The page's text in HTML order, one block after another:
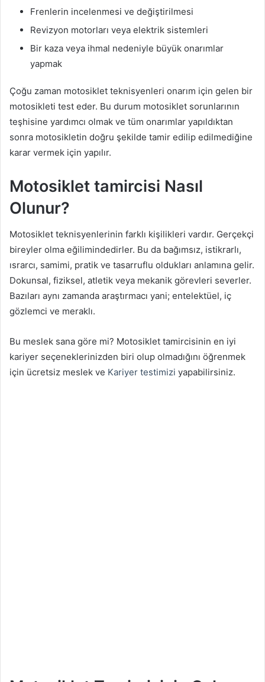
Frenlerin incelenmesi ve değiştirilmesi
Revizyon motorları veya elektrik sistemleri
Bir kaza veya ihmal nedeniyle büyük onarımlar
yapmak
Çoğu zaman motosiklet teknisyenleri onarım için gelen bir
motosikleti test eder. Bu durum motosiklet sorunlarının
teşhisine yardımcı olmak ve tüm onarımlar yapıldıktan
sonra motosikletin doğru şekilde tamir edilip edilmediğine
karar vermek için yapılır.
Motosiklet tamircisi Nasıl
Olunur?
Motosiklet teknisyenlerinin farklı kişilikleri vardır. Gerçekçi
bireyler olma eğilimindedirler. Bu da bağımsız, istikrarlı,
ısrarcı, samimi, pratik ve tasarruflu oldukları anlamına gelir.
Dokunsal, fiziksel, atletik veya mekanik görevleri severler.
Bazıları aynı zamanda araştırmacı yani; entelektüel, iç
gözlemci ve meraklı.
Bu meslek sana göre mi? Motosiklet tamircisinin en iyi
kariyer seçeneklerinizden biri olup olmadığını öğrenmek
için ücretsiz meslek ve Kariyer testimizi yapabilirsiniz.